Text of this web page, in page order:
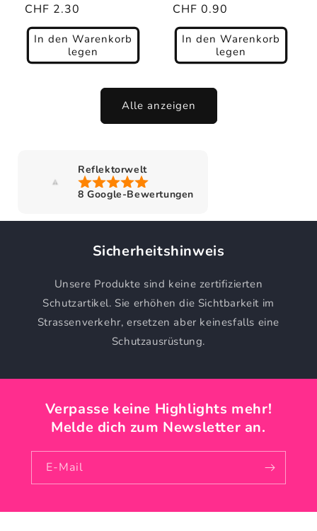
Normaler
Preis
CHF 2.30
In den Warenkorb
legen
Normaler
Preis
CHF 0.90
In den Warenkorb
legen
Alle anzeigen
Reflektorwelt
8 Google-Bewertungen
Sicherheitshinweis
Unsere Produkte sind keine zertifizierten
Schutzartikel. Sie erhöhen die Sichtbarkeit im
Strassenverkehr, ersetzen aber keinesfalls eine
Schutzausrüstung.
Verpasse keine Highlights mehr!
Melde dich zum Newsletter an.
E-Mail